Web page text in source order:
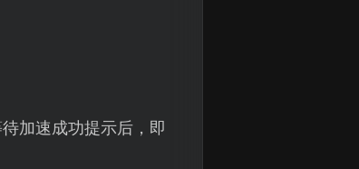
加速成功提示后，即